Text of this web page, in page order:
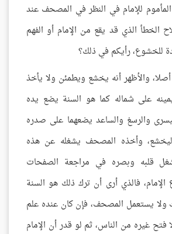
للإمام في النظر في المصحف عند
الخطأ الذي قد يقع من الإمام أو الفهم
للخشوع، رأيكم في ذلك؟
والأظهر أنه يخشع ويطمئن ولا يأخذ
على شماله كما هو السنة يضع يده
والرسغ والساعد يضعهما على صدره
وأخذه المصحف يشغله عن هذه
قلبه وبصره في مراجعة الصفحات
فالذي أرى أن ترك ذلك هو السنة
يستعمل المصحف، فإن كان عنده علم
فتح غيره من الناس، ثم لو قدر أن الإمام